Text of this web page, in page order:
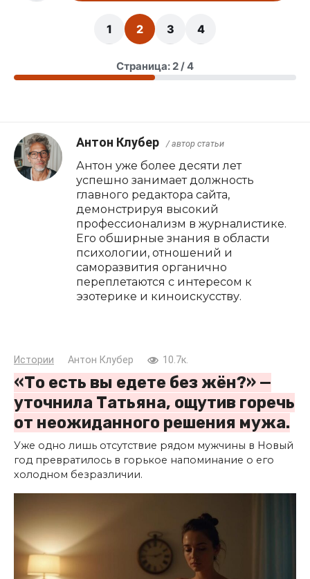
1 2 3 4
Страница: 2 / 4
Антон Клубер / автор статьи
Антон уже более десяти лет
успешно занимает должность
главного редактора сайта,
демонстрируя высокий
профессионализм в журналистике.
Его обширные знания в области
психологии, отношений и
саморазвития органично
переплетаются с интересом к
эзотерике и киноискусству.
Истории Антон Клубер 10.7к.
«То есть вы едете без жён?» —
уточнила Татьяна, ощутив горечь
от неожиданного решения мужа.
Уже одно лишь отсутствие рядом мужчины в Новый
год превратилось в горькое напоминание о его
холодном безразличии.